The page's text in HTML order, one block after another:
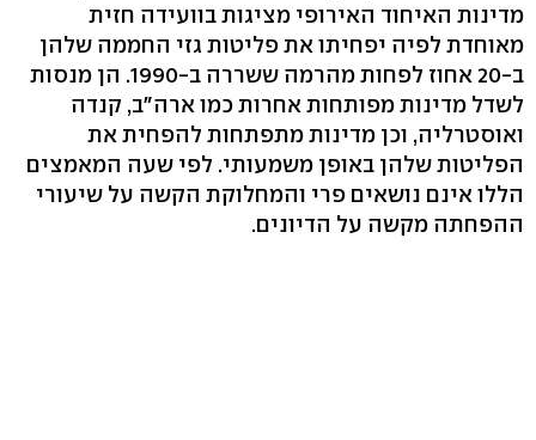
מדינות האיחוד האירופי מציגות בוועידה חזית
מאוחדת לפיה יפחיתו את פליטות גזי החממה שלהן
ב-20 אחוז לפחות מהרמה ששררה ב-1990. הן מנסות
לשדל מדינות מפותחות אחרות כמו ארה"ב, קנדה
ואוסטרליה, וכן מדינות מתפתחות להפחית את
הפליטות שלהן באופן משמעותי. לפי שעה המאמצים
הללו אינם נושאים פרי והמחלוקת הקשה על שיעורי
ההפחתה מקשה על הדיונים.